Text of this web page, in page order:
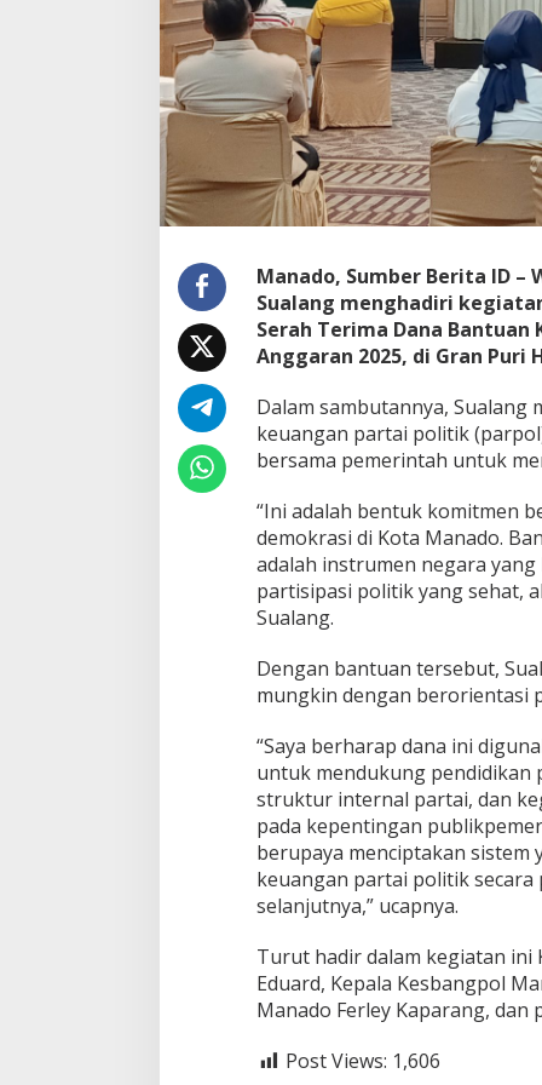
e
i
D
a
n
a
B
t
u
a
K
u
a
n
n
P
a
r
,
S
a
a
n
g
e
n
u
k
K
o
i
Manado, Sumber Berita ID –
Sualang menghadiri
Serah Terima Dana
Anggaran 2025, di Gran Puri
Dalam sambutannya, Sualang
keuangan partai politik
bersama pemerintah untuk
“Ini adalah bentuk komitmen
demokrasi di Kota Manado.
adalah instrumen negara
partisipasi politik yang sehat,
Sualang.
Dengan bantuan tersebut,
mungkin dengan berorientasi
“Saya berharap dana ini
untuk mendukung pendidikan
struktur internal partai, dan
pada kepentingan
berupaya menciptakan
keuangan partai politik
selanjutnya,” ucapnya.
Turut hadir dalam kegiatan ini
Eduard, Kepala Kesbangpol
Manado Ferley Kaparang,
Post Views: 1,606